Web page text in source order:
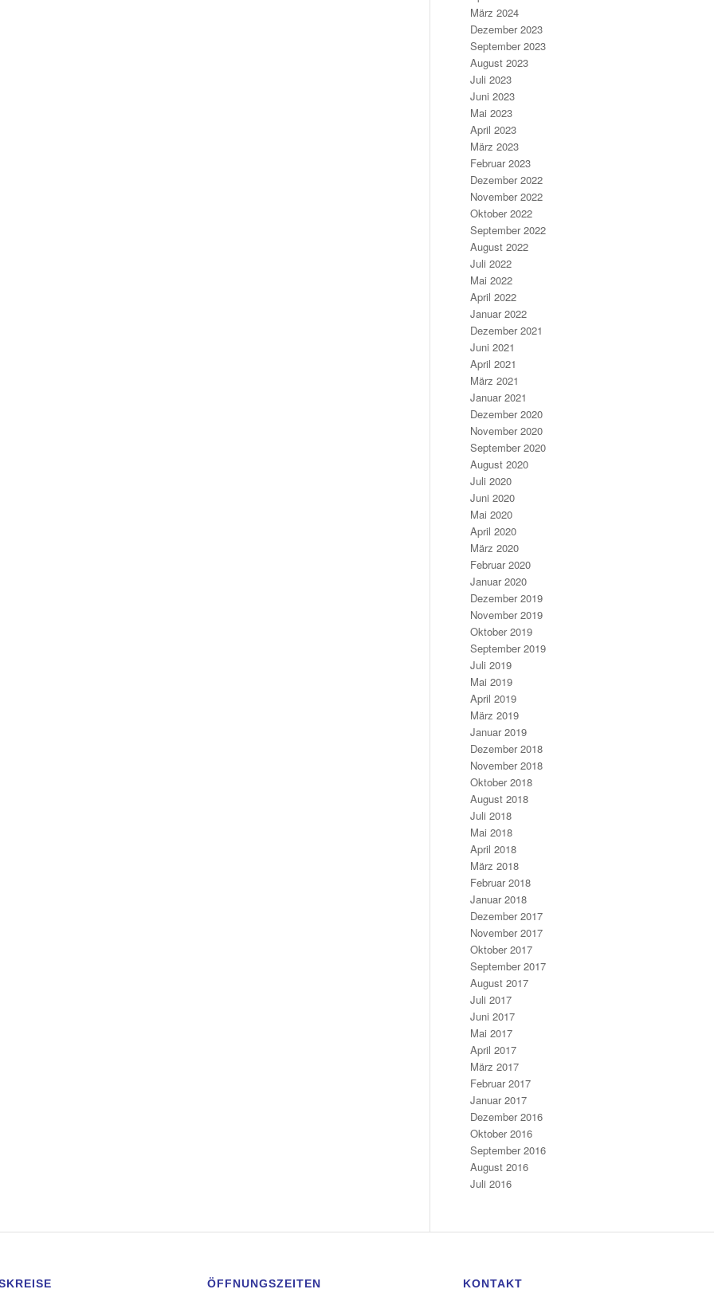
März 2024
Dezember 2023
September 2023
August 2023
Juli 2023
Juni 2023
Mai 2023
April 2023
März 2023
Februar 2023
Dezember 2022
November 2022
Oktober 2022
September 2022
August 2022
Juli 2022
Mai 2022
April 2022
Januar 2022
Dezember 2021
Juni 2021
April 2021
März 2021
Januar 2021
Dezember 2020
November 2020
September 2020
August 2020
Juli 2020
Juni 2020
Mai 2020
April 2020
März 2020
Februar 2020
Januar 2020
Dezember 2019
November 2019
Oktober 2019
September 2019
Juli 2019
Mai 2019
April 2019
März 2019
Januar 2019
Dezember 2018
November 2018
Oktober 2018
August 2018
Juli 2018
Mai 2018
April 2018
März 2018
Februar 2018
Januar 2018
Dezember 2017
November 2017
Oktober 2017
September 2017
August 2017
Juli 2017
Juni 2017
Mai 2017
April 2017
März 2017
Februar 2017
Januar 2017
Dezember 2016
Oktober 2016
September 2016
August 2016
Juli 2016
ÖFFNUNGSZEITEN KONTAKT